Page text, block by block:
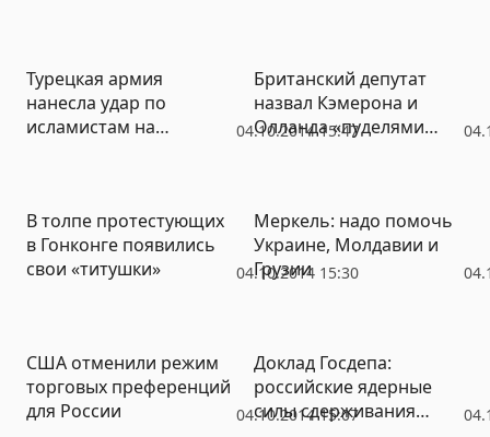
04.10.2014 15:47
Турецкая армия
нанесла удар по
исламистам на
Британский депутат
назвал Кэмерона и
Олланда «пуделями
04.10.2014 15:30
В толпе протестующих
в Гонконге появились
свои «титушки»
Меркель: надо помочь
Украине, Молдавии и
Грузии
04.10.2014 15:07
США отменили режим
торговых преференций
для России
Доклад Госдепа:
российские ядерные
силы сдерживания